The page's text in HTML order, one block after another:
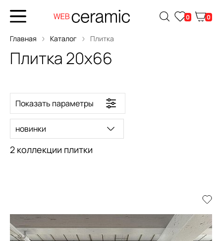
0 0
Главная Каталог Плитка
Плитка 20x66
Показать параметры
2 коллекции плитки
новинки